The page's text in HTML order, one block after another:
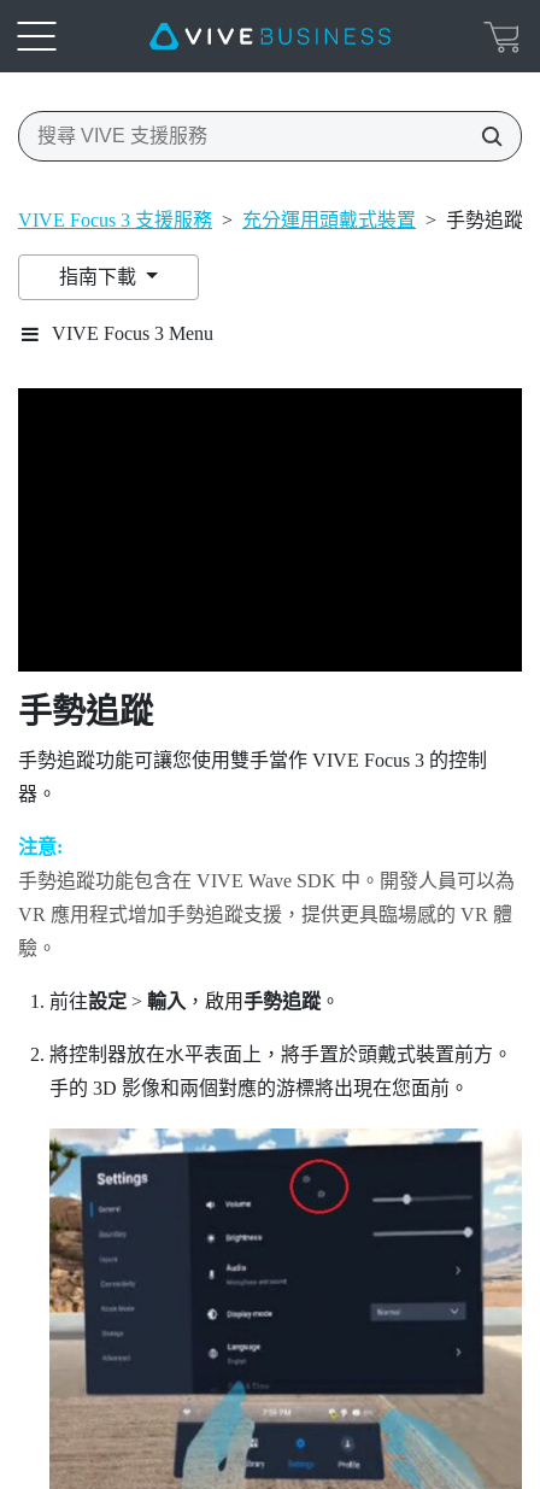
VIVE Focus 3 支援服務 > 充分運用頭戴式裝置 > 手勢追蹤
指南下載
VIVE Focus 3 Menu
手勢追蹤
手勢追蹤功能可讓您使用雙手當作 VIVE Focus 3 的控制
器。
注意:
手勢追蹤功能包含在 VIVE Wave SDK 中。開發人員可以為
VR 應用程式增加手勢追蹤支援，提供更具臨場感的 VR 體
驗。
前往設定> 輸入 ，啟用手勢追蹤。
將控制器放在水平表面上，將手置於頭戴式裝置前方。
手的 3D 影像和兩個對應的游標將出現在您面前。